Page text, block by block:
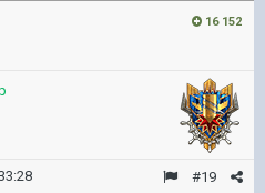
16 152
#19